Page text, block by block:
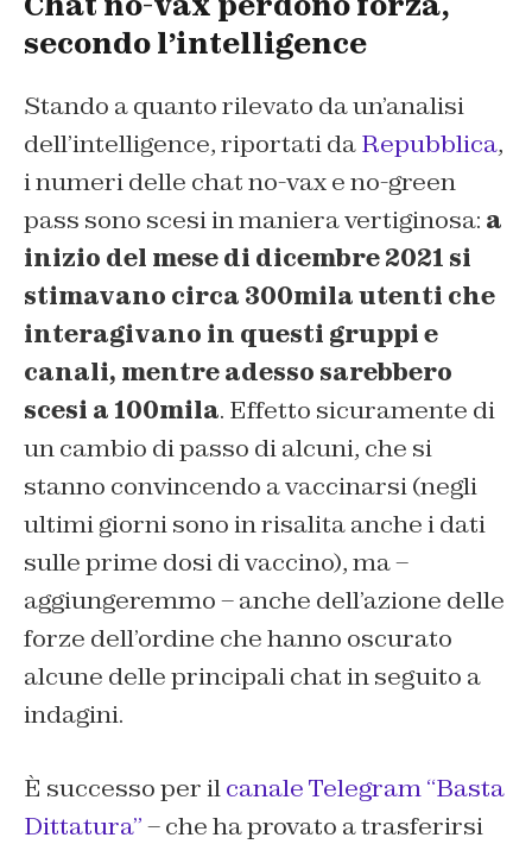
secondo l’intelligence
Stando a quanto rilevato da un’analisi
dell’intelligence, riportati daRepubblica,
i numeri delle chat no-vax e no-green
pass sono scesi in maniera vertiginosa: a
inizio del mese di dicembre 2021 si
stimavano circa 300mila utenti che
interagivano in questi gruppi e
canali, mentre adesso sarebbero
scesi a 100mila. Effetto sicuramente di
un cambio di passo di alcuni, che si
stanno convincendo a vaccinarsi (negli
ultimi giorni sono in risalita anche i dati
sulle prime dosi di vaccino), ma –
aggiungeremmo – anche dell’azione delle
forze dell’ordine che hanno oscurato
alcune delle principali chat in seguito a
indagini.
È successo per ilcanale Telegram “Basta
Dittatura”– che ha provato a trasferirsi